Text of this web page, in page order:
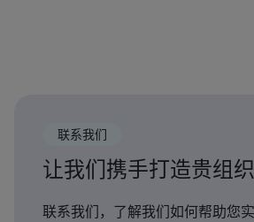
联系我们
让我们携手打造贵组
联系我们，了解我们如何帮助您